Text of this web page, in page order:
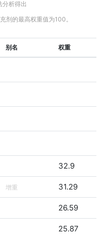
分析得出
剂的最高权重值为100。
别名 权重
32.9
增重 31.29
26.59
25.87